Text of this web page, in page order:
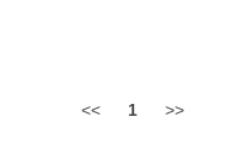
<< 1 >>